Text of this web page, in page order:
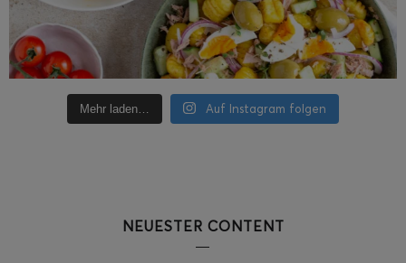
Mehr laden… Auf Instagram folgen
NEUESTER CONTENT